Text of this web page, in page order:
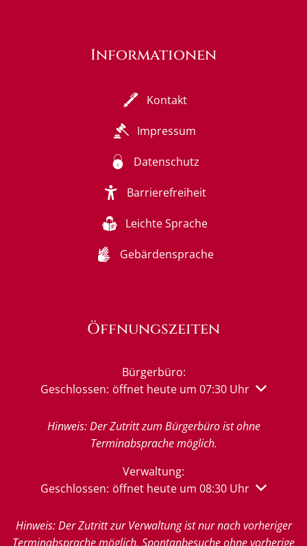
Informationen
Kontakt
Impressum
Datenschutz
Barrierefreiheit
Leichte Sprache
Gebärdensprache
Öffnungszeiten
Bürgerbüro:
Klicken, um weitere Öffnungs- oder Schließzeiten
Geschlossen: öffnet heute um 07:30 Uhr
Hinweis: Der Zutritt zum Bürgerbüro ist ohne
Terminabsprache möglich.
Verwaltung:
Klicken, um weitere Öffnungs- oder Schließzeiten
Geschlossen: öffnet heute um 08:30 Uhr
Hinweis: Der Zutritt zur Verwaltung ist nur nach vorheriger
Terminabsprache möglich. Spontanbesuche ohne vorherige